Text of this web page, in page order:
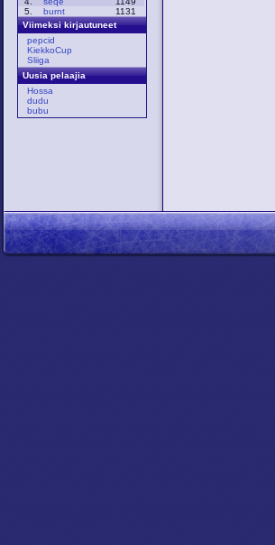
5.
burnt
1131
Viimeksi kirjautuneet
pepcid
KiekkoCup
Sliiga
Uusia pelaajia
Hossa
dudu
bubu